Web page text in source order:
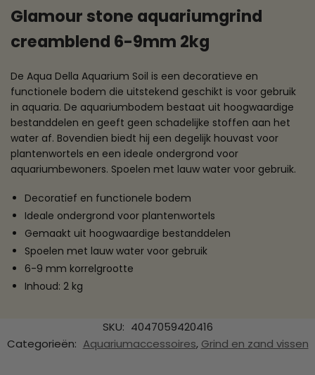
Glamour stone aquariumgrind
creamblend 6-9mm 2kg
De Aqua Della Aquarium Soil is een decoratieve en
functionele bodem die uitstekend geschikt is voor gebruik
in aquaria. De aquariumbodem bestaat uit hoogwaardige
bestanddelen en geeft geen schadelijke stoffen aan het
water af. Bovendien biedt hij een degelijk houvast voor
plantenwortels en een ideale ondergrond voor
aquariumbewoners. Spoelen met lauw water voor gebruik.
Decoratief en functionele bodem
Ideale ondergrond voor plantenwortels
Gemaakt uit hoogwaardige bestanddelen
Spoelen met lauw water voor gebruik
6-9 mm korrelgrootte
Inhoud: 2 kg
SKU: 4047059420416
Categorieën: Aquariumaccessoires, Grind en zand vissen